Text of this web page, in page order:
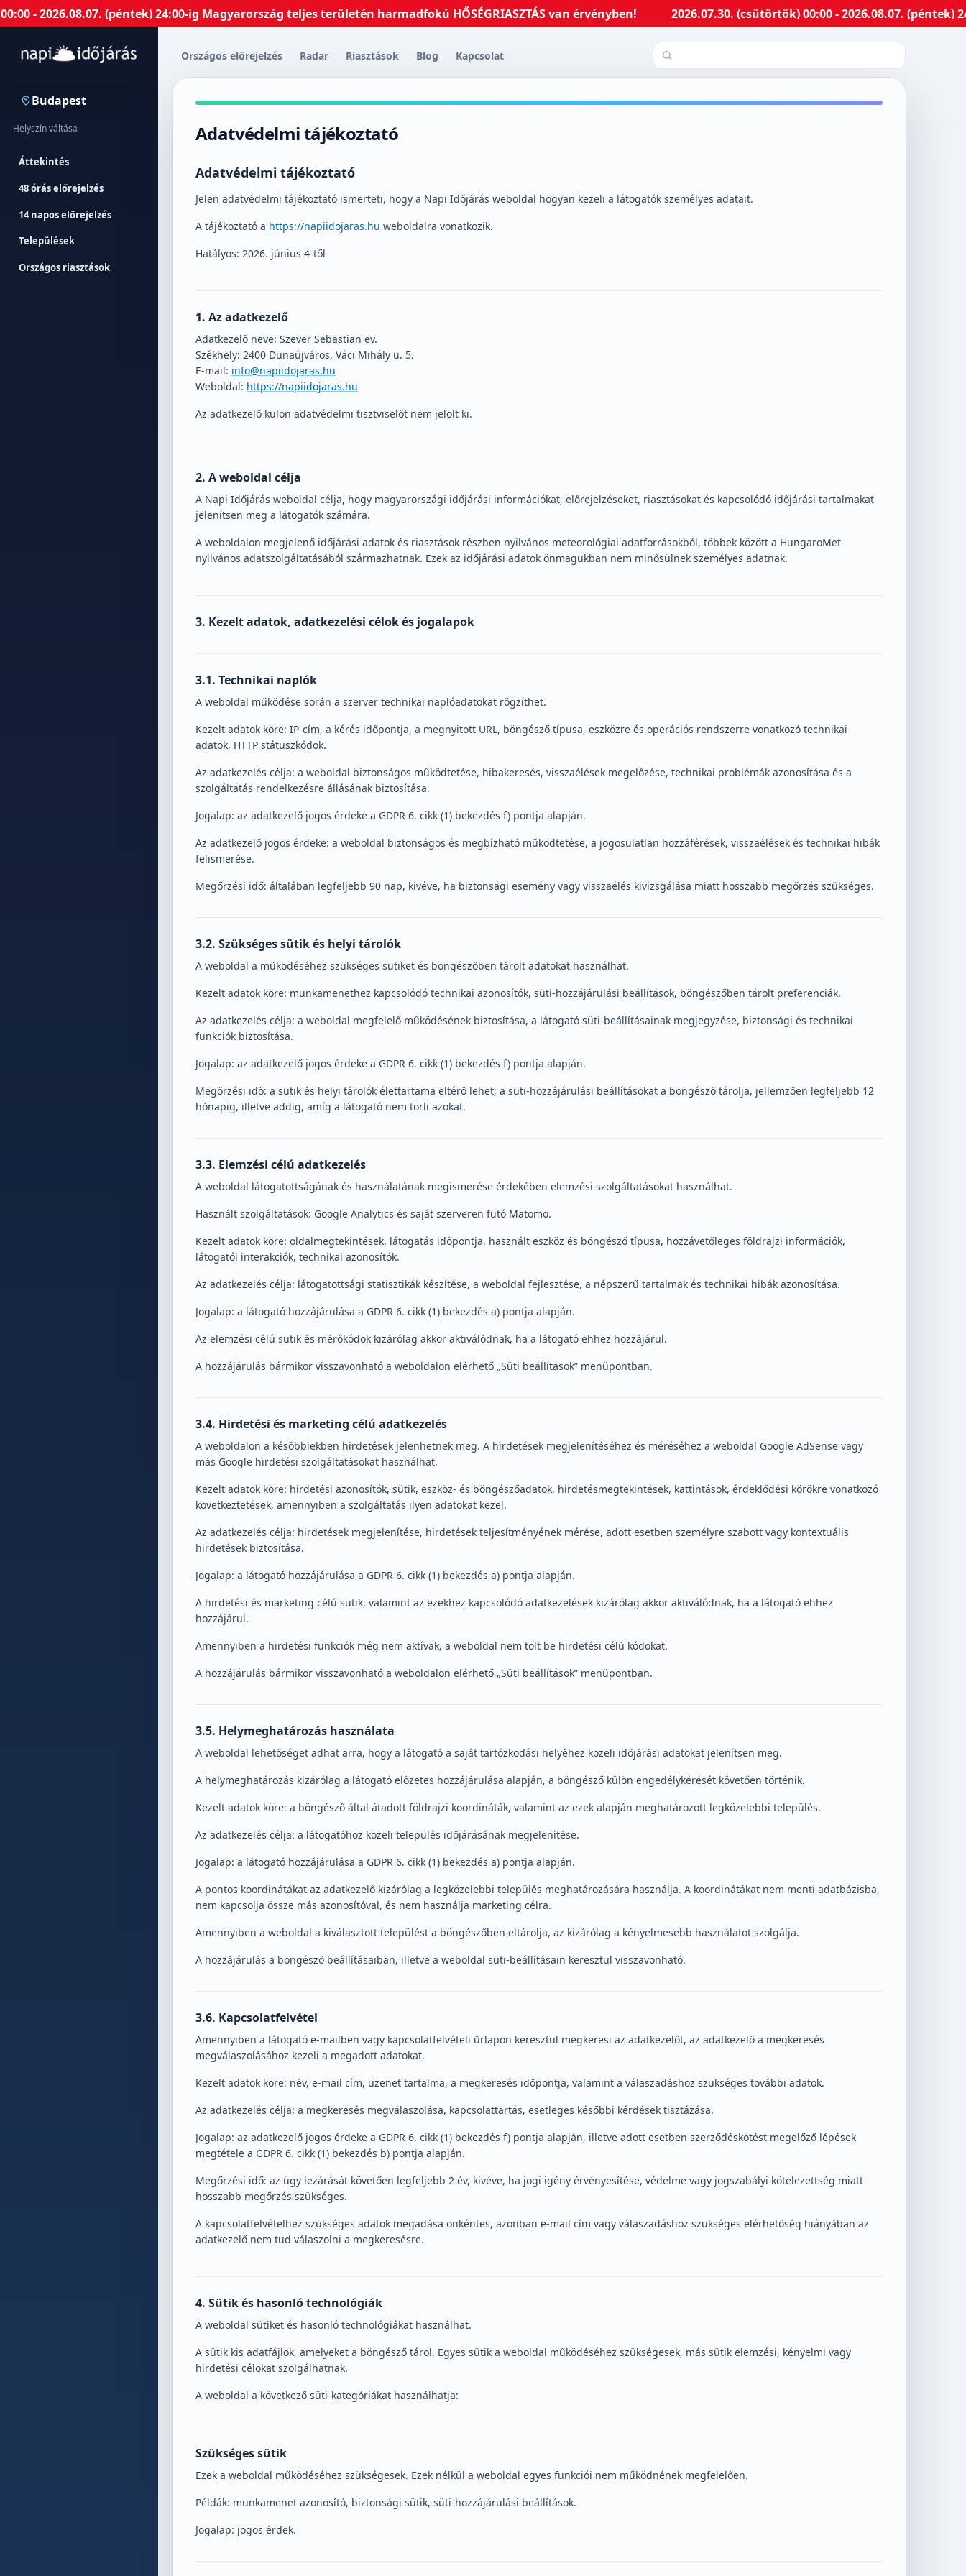
(péntek) 24:00-ig Magyarország teljes területén harmadfokú HŐSÉGRIASZTÁS van érvényben! 2026.07.30. (csütörtök) 00:00 - 2026.08.07. (péntek) 24:00-ig
Budapest
Helyszín váltása
Áttekintés
48 órás előrejelzés
14 napos előrejelzés
Települések
Országos riasztások
Országos előrejelzés Radar Riasztások Blog Kapcsolat Település keresése
Adatvédelmi tájékoztató
Adatvédelmi tájékoztató
Jelen adatvédelmi tájékoztató ismerteti, hogy a Napi Időjárás weboldal hogyan kezeli a látogatók személyes adatait.
A tájékoztató a https://napiidojaras.hu weboldalra vonatkozik.
Hatályos: 2026. június 4-től
1. Az adatkezelő
Adatkezelő neve: Szever Sebastian ev.
Székhely: 2400 Dunaújváros, Váci Mihály u. 5.
E-mail: info@napiidojaras.hu
Weboldal: https://napiidojaras.hu
Az adatkezelő külön adatvédelmi tisztviselőt nem jelölt ki.
2. A weboldal célja
A Napi Időjárás weboldal célja, hogy magyarországi időjárási információkat, előrejelzéseket, riasztásokat és kapcsolódó időjárási tartalmakat
jelenítsen meg a látogatók számára.
A weboldalon megjelenő időjárási adatok és riasztások részben nyilvános meteorológiai adatforrásokból, többek között a HungaroMet
nyilvános adatszolgáltatásából származhatnak. Ezek az időjárási adatok önmagukban nem minősülnek személyes adatnak.
3. Kezelt adatok, adatkezelési célok és jogalapok
3.1. Technikai naplók
A weboldal működése során a szerver technikai naplóadatokat rögzíthet.
Kezelt adatok köre: IP-cím, a kérés időpontja, a megnyitott URL, böngésző típusa, eszközre és operációs rendszerre vonatkozó technikai
adatok, HTTP státuszkódok.
Az adatkezelés célja: a weboldal biztonságos működtetése, hibakeresés, visszaélések megelőzése, technikai problémák azonosítása és a
szolgáltatás rendelkezésre állásának biztosítása.
Jogalap: az adatkezelő jogos érdeke a GDPR 6. cikk (1) bekezdés f) pontja alapján.
Az adatkezelő jogos érdeke: a weboldal biztonságos és megbízható működtetése, a jogosulatlan hozzáférések, visszaélések és technikai hibák
felismerése.
Megőrzési idő: általában legfeljebb 90 nap, kivéve, ha biztonsági esemény vagy visszaélés kivizsgálása miatt hosszabb megőrzés szükséges.
3.2. Szükséges sütik és helyi tárolók
A weboldal a működéséhez szükséges sütiket és böngészőben tárolt adatokat használhat.
Kezelt adatok köre: munkamenethez kapcsolódó technikai azonosítók, süti-hozzájárulási beállítások, böngészőben tárolt preferenciák.
Az adatkezelés célja: a weboldal megfelelő működésének biztosítása, a látogató süti-beállításainak megjegyzése, biztonsági és technikai
funkciók biztosítása.
Jogalap: az adatkezelő jogos érdeke a GDPR 6. cikk (1) bekezdés f) pontja alapján.
Megőrzési idő: a sütik és helyi tárolók élettartama eltérő lehet; a süti-hozzájárulási beállításokat a böngésző tárolja, jellemzően legfeljebb 12
hónapig, illetve addig, amíg a látogató nem törli azokat.
3.3. Elemzési célú adatkezelés
A weboldal látogatottságának és használatának megismerése érdekében elemzési szolgáltatásokat használhat.
Használt szolgáltatások: Google Analytics és saját szerveren futó Matomo.
Kezelt adatok köre: oldalmegtekintések, látogatás időpontja, használt eszköz és böngésző típusa, hozzávetőleges földrajzi információk,
látogatói interakciók, technikai azonosítók.
Az adatkezelés célja: látogatottsági statisztikák készítése, a weboldal fejlesztése, a népszerű tartalmak és technikai hibák azonosítása.
Jogalap: a látogató hozzájárulása a GDPR 6. cikk (1) bekezdés a) pontja alapján.
Az elemzési célú sütik és mérőkódok kizárólag akkor aktiválódnak, ha a látogató ehhez hozzájárul.
A hozzájárulás bármikor visszavonható a weboldalon elérhető „Süti beállítások” menüpontban.
3.4. Hirdetési és marketing célú adatkezelés
A weboldalon a későbbiekben hirdetések jelenhetnek meg. A hirdetések megjelenítéséhez és méréséhez a weboldal Google AdSense vagy
más Google hirdetési szolgáltatásokat használhat.
Kezelt adatok köre: hirdetési azonosítók, sütik, eszköz- és böngészőadatok, hirdetésmegtekintések, kattintások, érdeklődési körökre vonatkozó
következtetések, amennyiben a szolgáltatás ilyen adatokat kezel.
Az adatkezelés célja: hirdetések megjelenítése, hirdetések teljesítményének mérése, adott esetben személyre szabott vagy kontextuális
hirdetések biztosítása.
Jogalap: a látogató hozzájárulása a GDPR 6. cikk (1) bekezdés a) pontja alapján.
A hirdetési és marketing célú sütik, valamint az ezekhez kapcsolódó adatkezelések kizárólag akkor aktiválódnak, ha a látogató ehhez
hozzájárul.
Amennyiben a hirdetési funkciók még nem aktívak, a weboldal nem tölt be hirdetési célú kódokat.
A hozzájárulás bármikor visszavonható a weboldalon elérhető „Süti beállítások” menüpontban.
3.5. Helymeghatározás használata
A weboldal lehetőséget adhat arra, hogy a látogató a saját tartózkodási helyéhez közeli időjárási adatokat jelenítsen meg.
A helymeghatározás kizárólag a látogató előzetes hozzájárulása alapján, a böngésző külön engedélykérését követően történik.
Kezelt adatok köre: a böngésző által átadott földrajzi koordináták, valamint az ezek alapján meghatározott legközelebbi település.
Az adatkezelés célja: a látogatóhoz közeli település időjárásának megjelenítése.
Jogalap: a látogató hozzájárulása a GDPR 6. cikk (1) bekezdés a) pontja alapján.
A pontos koordinátákat az adatkezelő kizárólag a legközelebbi település meghatározására használja. A koordinátákat nem menti adatbázisba,
nem kapcsolja össze más azonosítóval, és nem használja marketing célra.
Amennyiben a weboldal a kiválasztott települést a böngészőben eltárolja, az kizárólag a kényelmesebb használatot szolgálja.
A hozzájárulás a böngésző beállításaiban, illetve a weboldal süti-beállításain keresztül visszavonható.
3.6. Kapcsolatfelvétel
Amennyiben a látogató e-mailben vagy kapcsolatfelvételi űrlapon keresztül megkeresi az adatkezelőt, az adatkezelő a megkeresés
megválaszolásához kezeli a megadott adatokat.
Kezelt adatok köre: név, e-mail cím, üzenet tartalma, a megkeresés időpontja, valamint a válaszadáshoz szükséges további adatok.
Az adatkezelés célja: a megkeresés megválaszolása, kapcsolattartás, esetleges későbbi kérdések tisztázása.
Jogalap: az adatkezelő jogos érdeke a GDPR 6. cikk (1) bekezdés f) pontja alapján, illetve adott esetben szerződéskötést megelőző lépések
megtétele a GDPR 6. cikk (1) bekezdés b) pontja alapján.
Megőrzési idő: az ügy lezárását követően legfeljebb 2 év, kivéve, ha jogi igény érvényesítése, védelme vagy jogszabályi kötelezettség miatt
hosszabb megőrzés szükséges.
A kapcsolatfelvételhez szükséges adatok megadása önkéntes, azonban e-mail cím vagy válaszadáshoz szükséges elérhetőség hiányában az
adatkezelő nem tud válaszolni a megkeresésre.
4. Sütik és hasonló technológiák
A weboldal sütiket és hasonló technológiákat használhat.
A sütik kis adatfájlok, amelyeket a böngésző tárol. Egyes sütik a weboldal működéséhez szükségesek, más sütik elemzési, kényelmi vagy
hirdetési célokat szolgálhatnak.
A weboldal a következő süti-kategóriákat használhatja:
Szükséges sütik
Ezek a weboldal működéséhez szükségesek. Ezek nélkül a weboldal egyes funkciói nem működnének megfelelően.
Példák: munkamenet azonosító, biztonsági sütik, süti-hozzájárulási beállítások.
Jogalap: jogos érdek.